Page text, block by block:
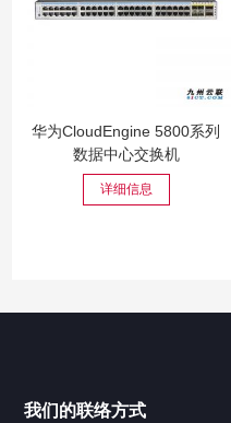
华为CloudEngine 5800系列
数据中心交换机
详细信息
我们的联络方式